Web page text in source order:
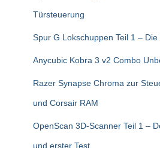
Türsteuerung
Spur G Lokschuppen Teil 1 –
Anycubic Kobra 3 v2 Combo
Razer Synapse Chroma zur
und Corsair RAM
OpenScan 3D-Scanner Teil 1 –
und erster Test